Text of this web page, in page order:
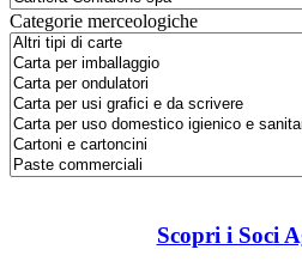
Categorie merceologiche
Scopri i Soci